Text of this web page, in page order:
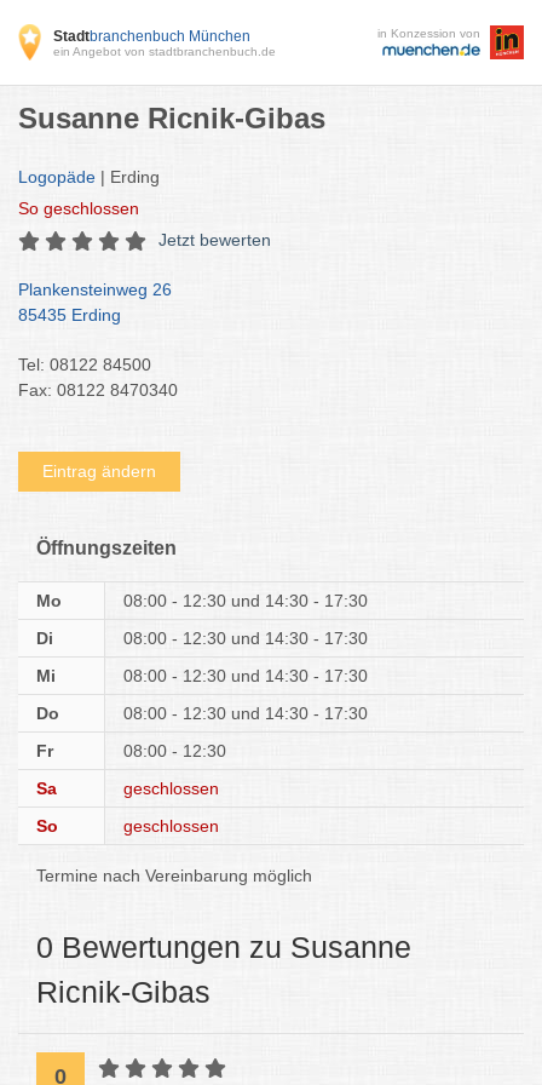
Stadtbranchenbuch München
ein Angebot von stadtbranchenbuch.de
in Konzession von
Susanne Ricnik-Gibas
Logopäde | Erding
So geschlossen
Jetzt bewerten
Plankensteinweg 26
85435 Erding
Tel: 08122 84500
Fax: 08122 8470340
Eintrag ändern
Öffnungszeiten
Mo 08:00 - 12:30
14:30 - 17:30
Di
08:00 - 12:30
14:30 - 17:30
Mi
08:00 - 12:30
14:30 - 17:30
Do
08:00 - 12:30
14:30 - 17:30
Fr
08:00 - 12:30
Sa
geschlossen
So
geschlossen
Termine nach Vereinbarung möglich
0 Bewertungen zu Susanne
Ricnik-Gibas
0